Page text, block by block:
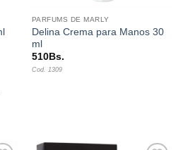
PARFUMS DE MARLY
Delina Crema para Manos 30
ml
510Bs.
Cod. 1309